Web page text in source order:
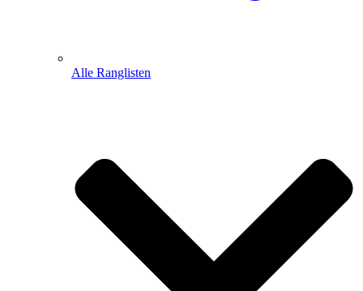
Alle Ranglisten